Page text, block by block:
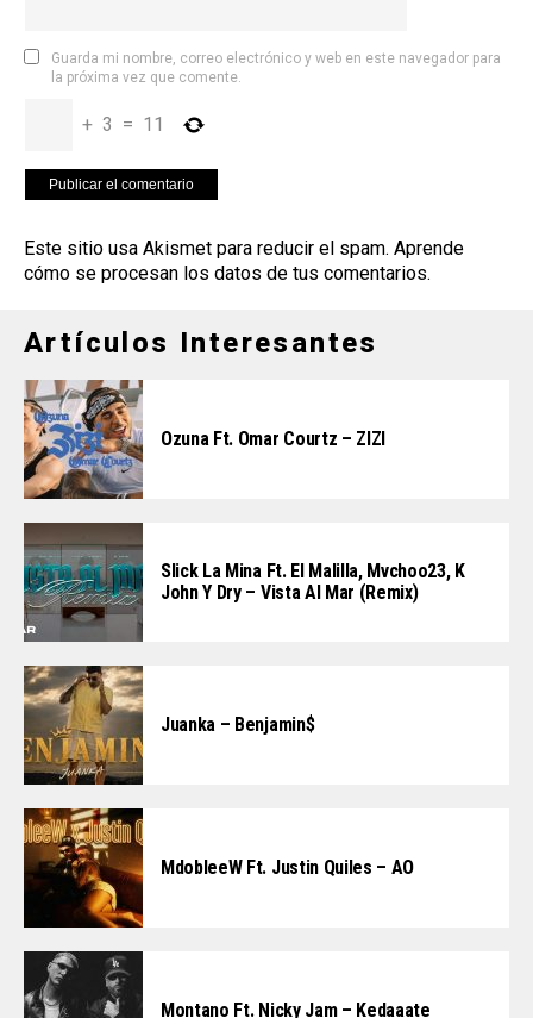
Guarda mi nombre, correo electrónico y web en este navegador para
la próxima vez que comente.
+ 3 = 11
Este sitio usa Akismet para reducir el spam. Aprende
cómo se procesan los datos de tus comentarios.
Artículos Interesantes
Ozuna Ft. Omar Courtz – ZIZI
Slick La Mina Ft. El Malilla, Mvchoo23, K
John Y Dry – Vista Al Mar (Remix)
Juanka – Benjamin$
MdobleeW Ft. Justin Quiles – AO
Montano Ft. Nicky Jam – Kedaaate